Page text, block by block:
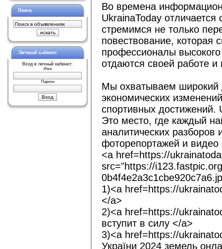
Поиск
Личный кабинет
Вход в личный кабинет:
Имя
Пароль
Во времена
UkrainaToday
стремимся не только
повествование, которая
профессионалы
отдаются своей работе
Мы охватываем широкий
экономических
спортивных достижений.
Это место, где каждый
аналитических
фоторепортажей и видео
<a href=https://
src="https://
1)<a href=https://
</a>
2)<a href=https://
вступит в силу </a>
3)<a href=https://
України 2024 земель